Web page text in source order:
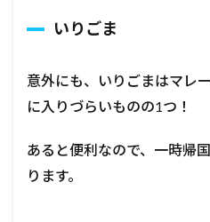
いりごま
意外にも、いりごまはマレ
に入りづらいものの1つ！
あると便利なので、 一時帰
ります。